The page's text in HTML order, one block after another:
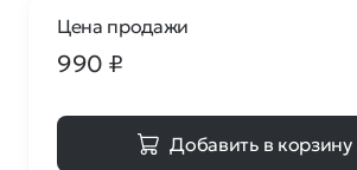
Цена продажи
990 ₽
Добавить в корзину